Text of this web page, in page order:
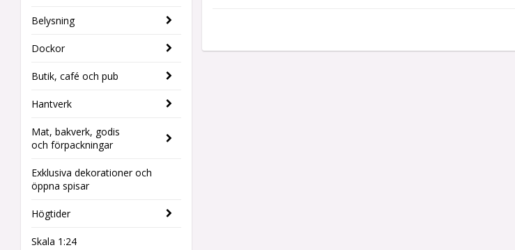
Belysning
Dockor
Butik, café och pub
Hantverk
Mat, bakverk, godis
och förpackningar
Exklusiva dekorationer och
öppna spisar
Högtider
Skala 1:24